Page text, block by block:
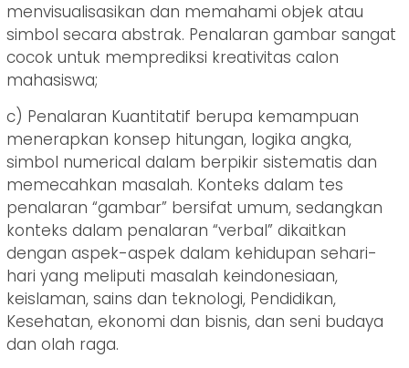
menvisualisasikan dan memahami objek atau
simbol secara abstrak. Penalaran gambar sangat
cocok untuk memprediksi kreativitas calon
mahasiswa;
c) Penalaran Kuantitatif berupa kemampuan
menerapkan konsep hitungan, logika angka,
simbol numerical dalam berpikir sistematis dan
memecahkan masalah. Konteks dalam tes
penalaran “gambar” bersifat umum, sedangkan
konteks dalam penalaran “verbal” dikaitkan
dengan aspek-aspek dalam kehidupan sehari-
hari yang meliputi masalah keindonesiaan,
keislaman, sains dan teknologi, Pendidikan,
Kesehatan, ekonomi dan bisnis, dan seni budaya
dan olah raga.